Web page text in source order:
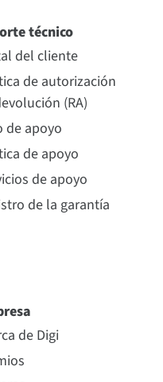
técnico
del cliente
de autorización
(RA)
de apoyo
de apoyo
de apoyo
de la garantía
de Digi